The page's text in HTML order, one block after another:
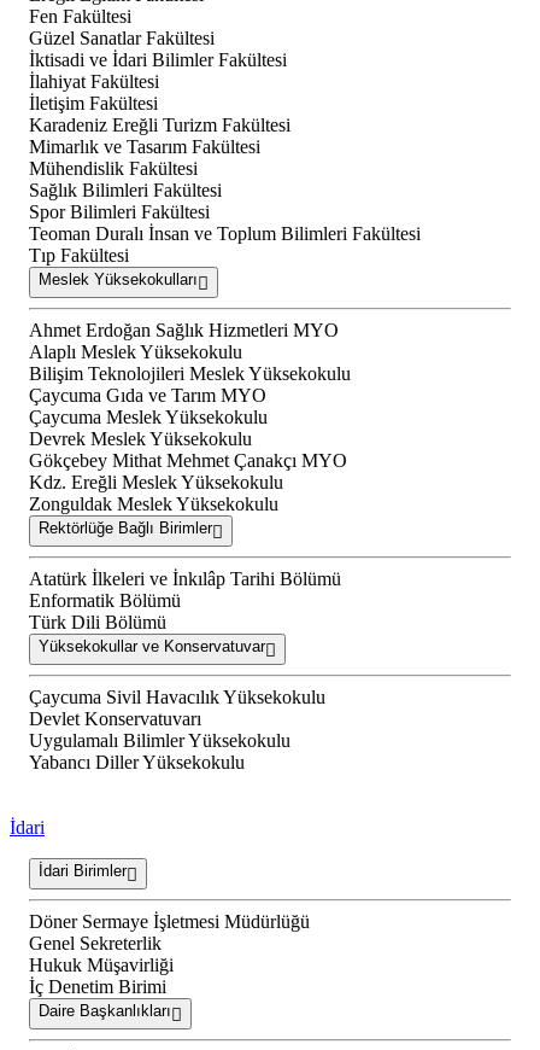
Fen Fakültesi
Güzel Sanatlar Fakültesi
İktisadi ve İdari Bilimler Fakültesi
İlahiyat Fakültesi
İletişim Fakültesi
Karadeniz Ereğli Turizm Fakültesi
Mimarlık ve Tasarım Fakültesi
Mühendislik Fakültesi
Sağlık Bilimleri Fakültesi
Spor Bilimleri Fakültesi
Teoman Duralı İnsan ve Toplum Bilimleri Fakültesi
Tıp Fakültesi
Meslek Yüksekokulları
Ahmet Erdoğan Sağlık Hizmetleri MYO
Alaplı Meslek Yüksekokulu
Bilişim Teknolojileri Meslek Yüksekokulu
Çaycuma Gıda ve Tarım MYO
Çaycuma Meslek Yüksekokulu
Devrek Meslek Yüksekokulu
Gökçebey Mithat Mehmet Çanakçı MYO
Kdz. Ereğli Meslek Yüksekokulu
Zonguldak Meslek Yüksekokulu
Rektörlüğe Bağlı Birimler
Atatürk İlkeleri ve İnkılâp Tarihi Bölümü
Enformatik Bölümü
Türk Dili Bölümü
Yüksekokullar ve Konservatuvar
Çaycuma Sivil Havacılık Yüksekokulu
Devlet Konservatuvarı
Uygulamalı Bilimler Yüksekokulu
Yabancı Diller Yüksekokulu
İdari
İdari Birimler
Döner Sermaye İşletmesi Müdürlüğü
Genel Sekreterlik
Hukuk Müşavirliği
İç Denetim Birimi
Daire Başkanlıkları